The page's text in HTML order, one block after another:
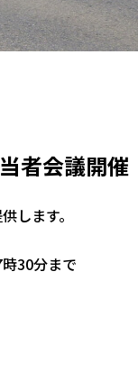
者会議開催
します。
30分まで